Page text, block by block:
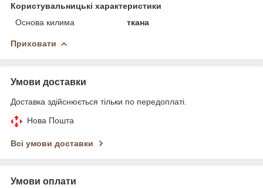
Користувальницькі характеристики
Основа килима
ткана
Приховати
Умови доставки
Доставка здійснюється тільки по передоплаті.
Нова Пошта
Всі умови доставки
Умови оплати